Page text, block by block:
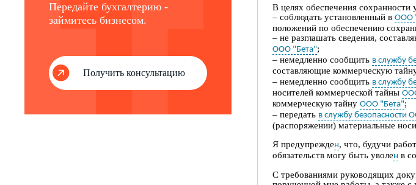
Передайте бухгалтерию -
займитесь бизнесом.
Получить консультацию
В целях обеспечения сохранности
– соблюдать установленный в ООО
положений по обеспечению
– не разглашать сведения,
ООО "Бета";
– немедленно сообщить в службу
составляющие коммерческую
– немедленно сообщить в службу
носителей коммерческой тайны
коммерческую тайну ООО "Бета";
– передать в службу безопасности
(распоряжении) материальные
Я предупрежден, что, будучи
обязательств могу быть уволен в
С требованиями руководящих